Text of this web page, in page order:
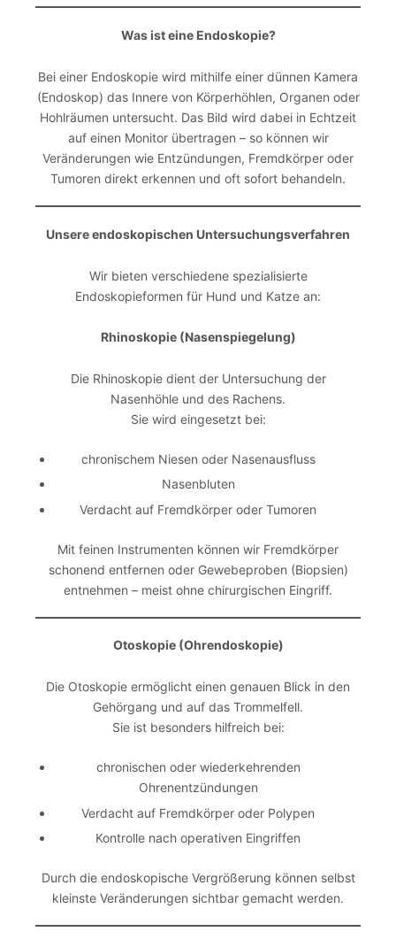
Was ist eine Endoskopie?
Bei einer Endoskopie wird mithilfe einer dünnen Kamera
(Endoskop) das Innere von Körperhöhlen, Organen oder
Hohlräumen untersucht. Das Bild wird dabei in Echtzeit
auf einen Monitor übertragen – so können wir
Veränderungen wie Entzündungen, Fremdkörper oder
Tumoren direkt erkennen und oft sofort behandeln.
Unsere endoskopischen Untersuchungsverfahren
Wir bieten verschiedene spezialisierte
Endoskopieformen für Hund und Katze an:
Rhinoskopie (Nasenspiegelung)
Die Rhinoskopie dient der Untersuchung der
Nasenhöhle und des Rachens.
Sie wird eingesetzt bei:
chronischem Niesen oder Nasenausfluss
Nasenbluten
Verdacht auf Fremdkörper oder Tumoren
Mit feinen Instrumenten können wir Fremdkörper
schonend entfernen oder Gewebeproben (Biopsien)
entnehmen – meist ohne chirurgischen Eingriff.
Otoskopie (Ohrendoskopie)
Die Otoskopie ermöglicht einen genauen Blick in den
Gehörgang und auf das Trommelfell.
Sie ist besonders hilfreich bei:
chronischen oder wiederkehrenden
Ohrenentzündungen
Verdacht auf Fremdkörper oder Polypen
Kontrolle nach operativen Eingriffen
Durch die endoskopische Vergrößerung können selbst
kleinste Veränderungen sichtbar gemacht werden.